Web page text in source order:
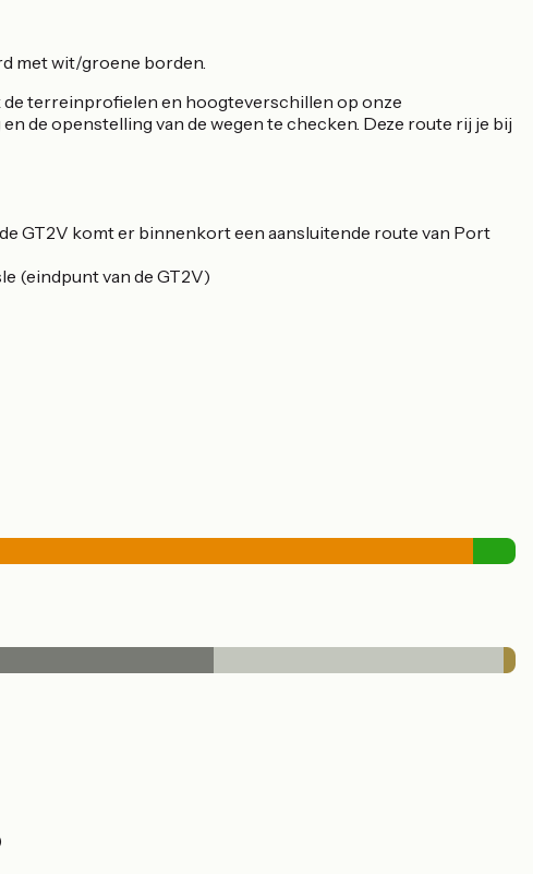
met wit/groene borden.
de terreinprofielen en hoogteverschillen op onze
de openstelling van de wegen te checken. Deze route rij je bij
GT2V komt er binnenkort een aansluitende route van Port
(eindpunt van de GT2V)